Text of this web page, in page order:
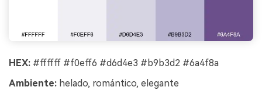
HEX: #ffffff #f0eff6 #d6d4e3 #b9b3d2 #6a4f8a
Ambiente: helado, romántico, elegante